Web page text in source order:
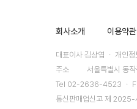
회사소개 이용약관
대표이사 김상엽 ㆍ 개인
주소
서울특별시 동
Tel 02-2636-4523 ㆍ
통신판매업신고 제